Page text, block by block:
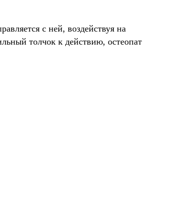
с ней, воздействуя на
толчок к действию, остеопат